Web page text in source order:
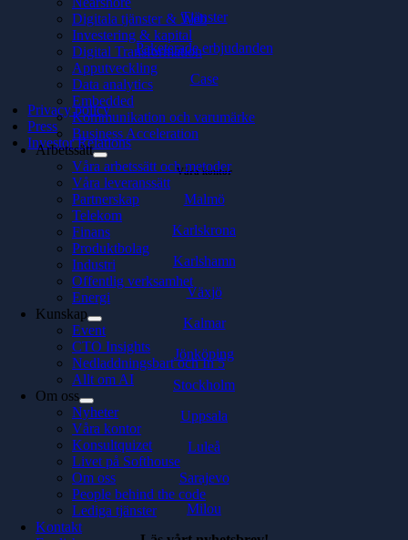
Digitala tjänster & Web
Investering & kapital
Digital Transformation
Apputveckling
Data analytics
Embedded
Kommunikation och varumärke
Business Acceleration
Arbetssätt
Våra arbetssätt och metoder
Våra leveranssätt
Partnerskap
Telekom
Finans
Produktbolag
Industri
Offentlig verksamhet
Energi
Kunskap
Event
CTO Insights
Nedladdningsbart och In 5
Allt om AI
Om oss
Nyheter
Våra kontor
Konsultquizet
Livet på Softhouse
Om oss
People behind the code
Lediga tjänster
Kontakt
Tjänster
Paketerade erbjudanden
Case
Privacy policy
Press
Investor Relations
Våra kontor
Malmö
Karlskrona
Karlshamn
Växjö
Kalmar
Jönköping
Stockholm
Uppsala
Luleå
Sarajevo
Milou